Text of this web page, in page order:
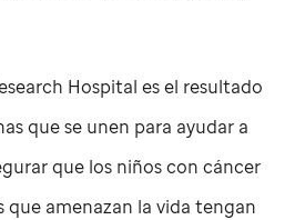
Hospital es el resultado
que se unen para ayudar a
que los niños con cáncer
que amenazan la vida tengan